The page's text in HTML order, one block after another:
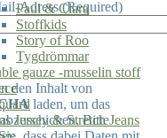
Adress (Required)
den Inhalt von
laden, um das
Bitte
Paul & Clara
Stoffkids
Story of Roo
Tygdrömmar
gauze -musselin stoff
Jersey & Stretch Jeans